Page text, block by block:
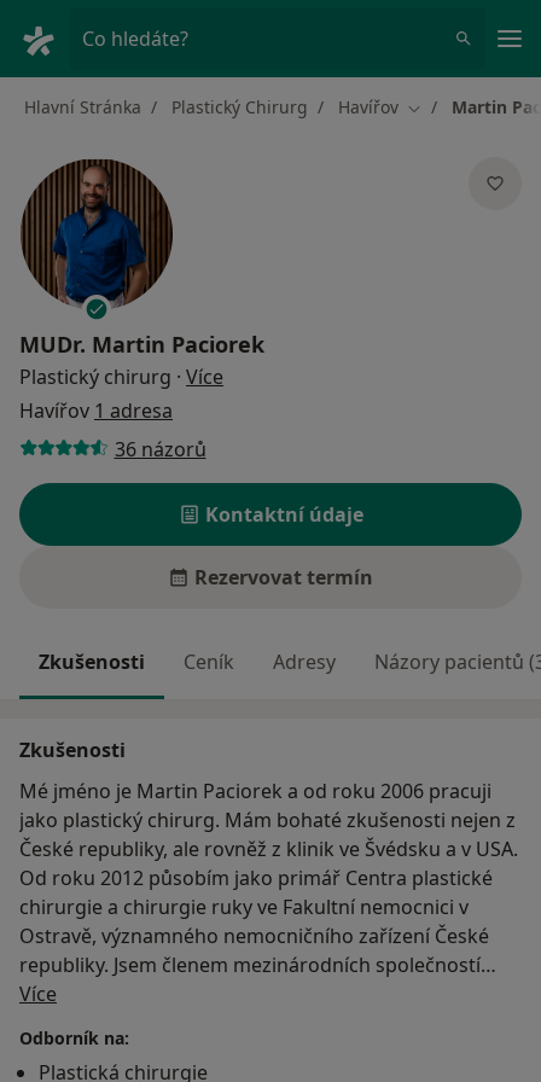
Co hledáte?
Hlavní Stránka Plastický Chirurg Havířov Změna města
Martin
MUDr. Martin Paciorek
Plastický chirurg · Více
Havířov 1 adresa
36 názorů
Kontaktní údaje
Rezervovat termín
Zkušenosti Ceník Adresy Názory pacientů
Zkušenosti
Mé jméno je Martin Paciorek a od roku 2006 pracuji
jako plastický chirurg. Mám bohaté zkušenosti nejen z
České republiky, ale rovněž z klinik ve Švédsku a v USA.
Od roku 2012 působím jako primář Centra plastické
chirurgie a chirurgie ruky ve Fakultní nemocnici v
Ostravě, významného nemocničního zařízení České
republiky. Jsem členem mezinárodních společností
plastické, rekonstrukční a estetické chirurgie.
Vždy jsem se snažil o to, aby se mí klienti cítili v
Více
Odborník na:
Plastická chirurgie